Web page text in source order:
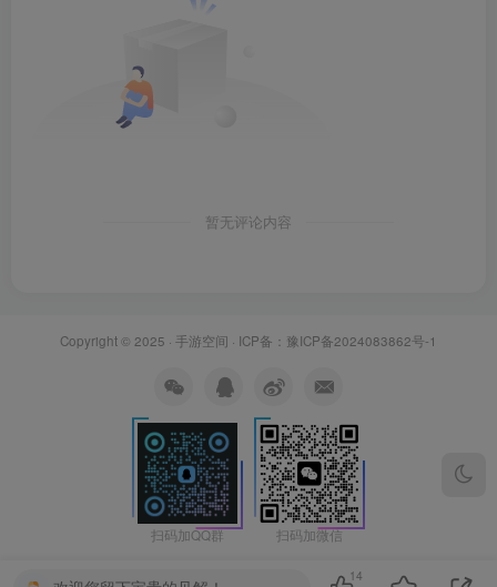
暂无评论内容
Copyright © 2025 · 手游空间 · ICP备： 豫ICP备2024083862号-1
扫码加QQ群 扫码加微信
14